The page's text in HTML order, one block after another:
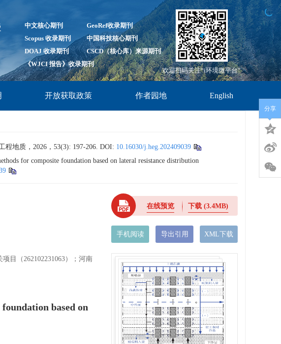
中文核心期刊
GeoRef收录期刊
Scopus 收录期刊
中国科技核心期刊
DOAJ 收录期刊
CSCD（核心库）来源期刊
《WJCI 报告》收录期刊
欢迎扫码关注“i环境微平台”
开放获取政策 作者园地 English
地质，2026，53(3): 197-206. DOI: 10.16030/j.heg.202409039
for composite foundation based on lateral resistance distribution
目（262102231063）；河南
based on
在线预览 下载(3.4MB)
手机阅读 导出引用 XML下载
分享